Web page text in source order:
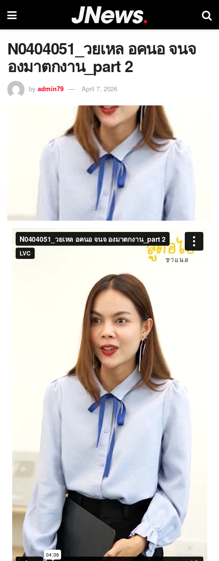
N0404051_วยเหล อคนอ จนจ
องมาตกงาน_part 2
by admin79 April 7, 2026